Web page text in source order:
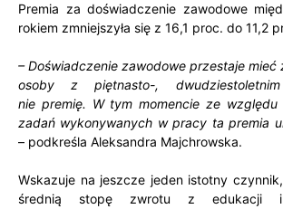
Premia za doświadczenie zawodowe
rokiem zmniejszyła się z 16,1 proc. do 11,2
– Doświadczenie zawodowe przestaje mieć
osoby z piętnasto-,
nie premię. W tym momencie ze względu
zadań wykonywanych w pracy ta premia
– podkreśla Aleksandra Majchrowska.
Wskazuje na jeszcze jeden istotny
średnią stopę zwrotu z edukacji i